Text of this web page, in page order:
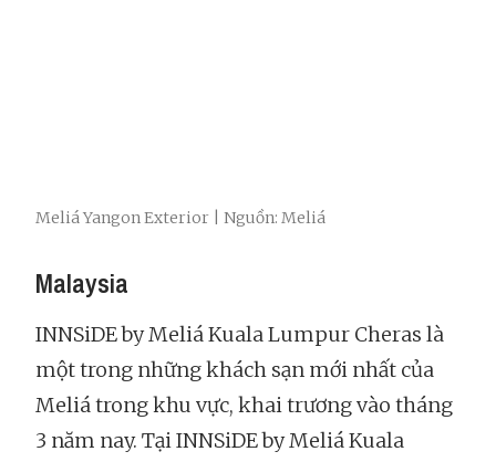
Meliá Yangon Exterior | Nguồn: Meliá
Malaysia
INNSiDE by Meliá Kuala Lumpur Cheras là
một trong những khách sạn mới nhất của
Meliá trong khu vực, khai trương vào tháng
3 năm nay. Tại INNSiDE by Meliá Kuala